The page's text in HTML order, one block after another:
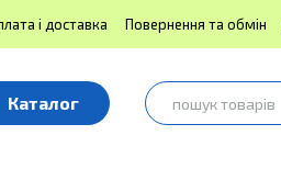
і доставка Повернення та обмін
Публічна оферта
Каталог